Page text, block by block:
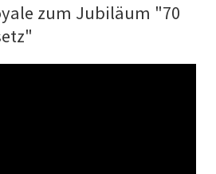
zum Jubiläum "70